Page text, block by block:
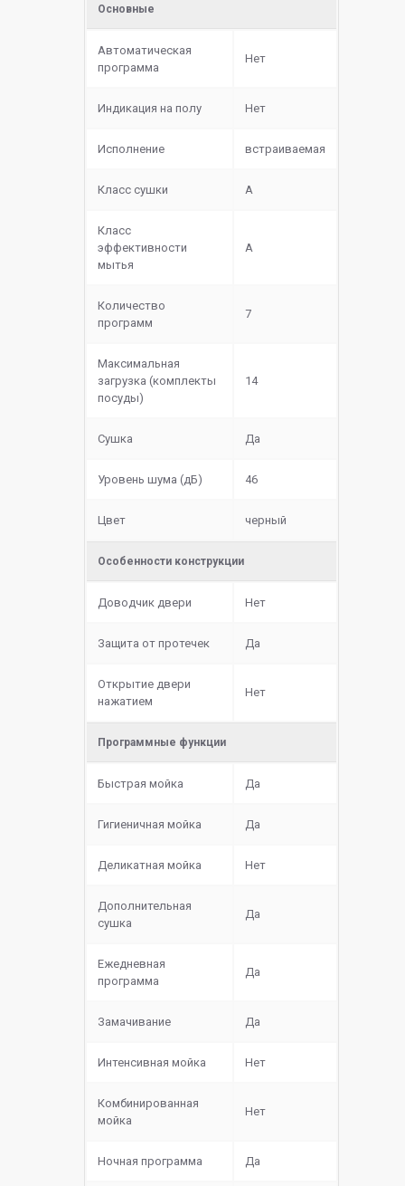
Основные
Автоматическая
программа
Нет
Индикация на полу Нет
Исполнение встраиваемая
Класс сушки A
Класс
эффективности
мытья
A
Количество
программ
7
Максимальная
загрузка (комплекты
посуды)
14
Сушка Да
Уровень шума (дБ) 46
Цвет черный
Особенности конструкции
Доводчик двери Нет
Защита от протечек Да
Открытие двери
нажатием
Нет
Программные функции
Быстрая мойка Да
Гигиеничная мойка Да
Деликатная мойка Нет
Дополнительная
сушка
Да
Ежедневная
программа
Да
Замачивание Да
Интенсивная мойка Нет
Комбинированная
мойка
Нет
Ночная программа Да